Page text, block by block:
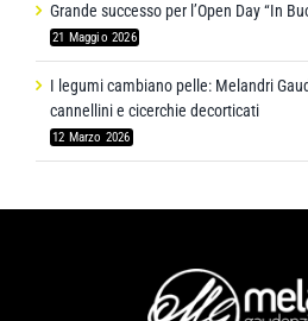
Grande successo per l’Open Day “In
21 Maggio 2026
I legumi cambiano pelle: Melandri
cannellini e cicerchie decorticati
12 Marzo 2026